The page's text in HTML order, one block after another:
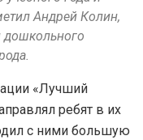
Андрей Колин,
дошкольного
«Лучший
ребят в их
с ними большую